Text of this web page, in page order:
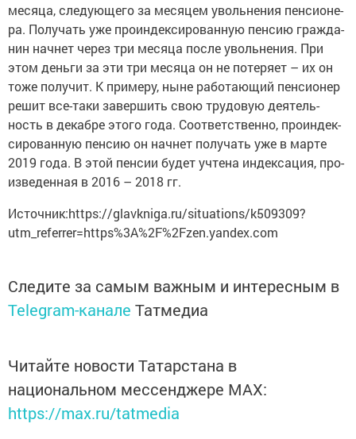
ме­ся­ца, сле­ду­ю­ще­го за ме­ся­цем уволь­не­ния пен­си­о­не­
ра. По­лу­чать уже про­ин­дек­си­ро­ван­ную пен­сию граж­да­
нин нач­нет через три ме­ся­ца после уволь­не­ния. При
этом день­ги за эти три ме­ся­ца он не по­те­ря­ет – их он
тоже по­лу­чит. К при­ме­ру, ныне ра­бо­та­ю­щий пен­си­о­нер
решит все-та­ки за­вер­шить свою тру­до­вую де­я­тель­
ность в де­каб­ре этого года. Со­от­вет­ствен­но, про­ин­дек­
си­ро­ван­ную пен­сию он нач­нет по­лу­чать уже в марте
2019 года. В этой пен­сии будет учте­на ин­дек­са­ция, про­
из­ве­ден­ная в 2016 – 2018 гг.
Источник:https://glavkniga.ru/situations/k509309?
utm_referrer=https%3A%2F%2Fzen.yandex.com
Следите за самым важным и интересным в
Telegram-канале Татмедиа
Читайте новости Татарстана в
национальном мессенджере MАХ:
https://max.ru/tatmedia